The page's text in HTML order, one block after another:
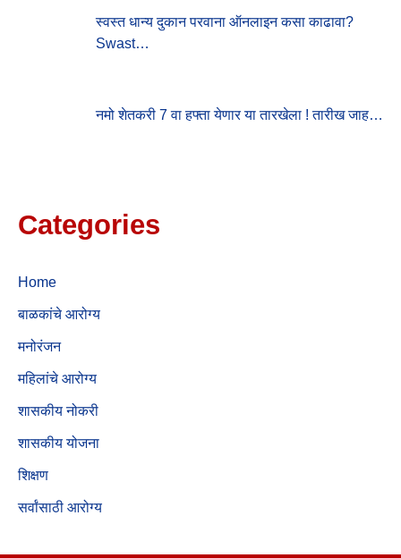
स्वस्त धान्य दुकान परवाना ऑनलाइन कसा काढावा?
Swast…
नमो शेतकरी 7 वा हफ्ता येणार या तारखेला ! तारीख जाह…
Categories
Home
बाळकांचे आरोग्य
मनोरंजन
महिलांचे आरोग्य
शासकीय नोकरी
शासकीय योजना
शिक्षण
सर्वांसाठी आरोग्य